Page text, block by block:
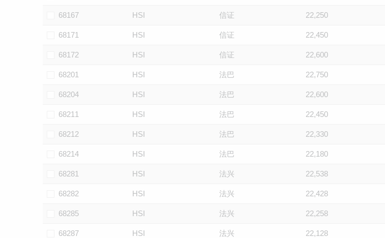
68167 HSI 信证 22,250
68171 HSI 信证 22,450
68172 HSI 信证 22,600
68201 HSI 法巴 22,750
68204 HSI 法巴 22,600
68211 HSI 法巴 22,450
68212 HSI 法巴 22,330
68214 HSI 法巴 22,180
68281 HSI 法兴 22,538
68282 HSI 法兴 22,428
68285 HSI 法兴 22,258
68287 HSI 法兴 22,128